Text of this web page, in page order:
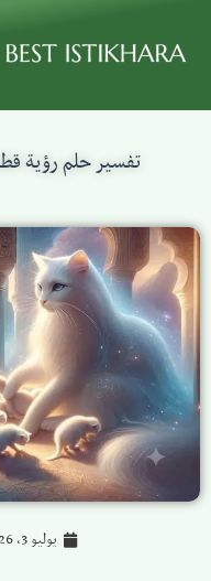
تفسير حلم رؤية
يوليو 3, 2026